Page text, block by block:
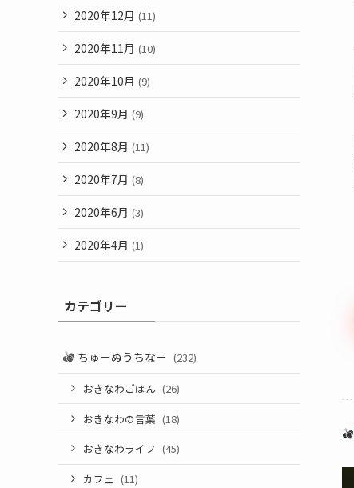
2020年12月 (11)
2020年11月 (10)
2020年10月 (9)
2020年9月 (9)
2020年8月 (11)
2020年7月 (8)
2020年6月 (3)
2020年4月 (1)
カテゴリー
ちゅーぬうちなー (232)
おきなわごはん (26)
おきなわの言葉 (18)
おきなわライフ (45)
カフェ (11)